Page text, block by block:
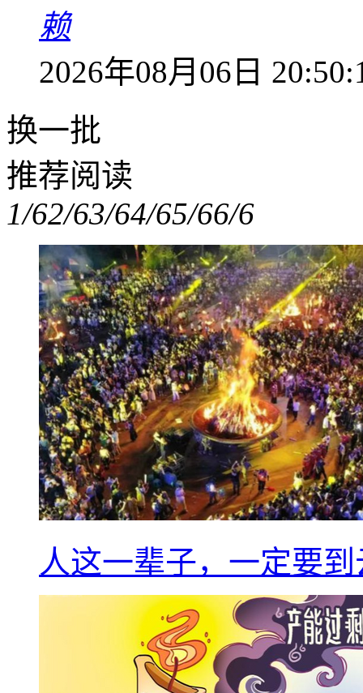
赖
2026年08月06日
换一批
推荐阅读
1/62/63/64/65/66/6
人这一辈子，一定要